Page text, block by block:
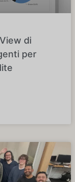
di
per